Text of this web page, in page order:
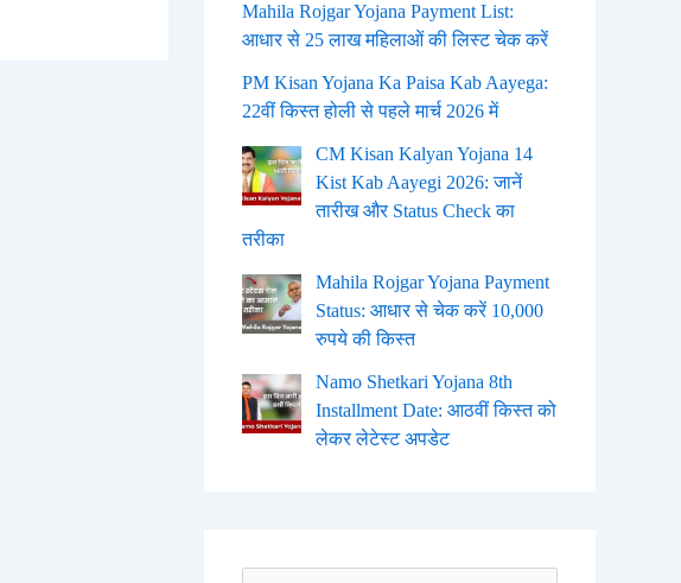
Mahila Rojgar Yojana Payment List:
आधार से 25 लाख महिलाओं की लिस्ट चेक करें
PM Kisan Yojana Ka Paisa Kab Aayega:
22वीं किस्त होली से पहले मार्च 2026 में
CM Kisan Kalyan Yojana 14
Kist Kab Aayegi 2026: जानें
तारीख और Status Check का
तरीका
Mahila Rojgar Yojana Payment
Status: आधार से चेक करें 10,000
रुपये की किस्त
Namo Shetkari Yojana 8th
Installment Date: आठवीं किस्त को
लेकर लेटेस्ट अपडेट